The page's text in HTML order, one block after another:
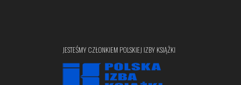
JESTEŚMY CZŁONKIEM POLSKIEJ IZBY KSIĄŻKI